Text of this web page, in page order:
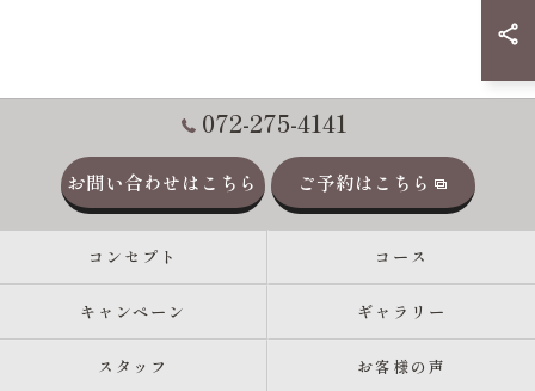
072-275-4141
お問い合わせはこちら ご予約はこちら
コンセプト コース
キャンペーン ギャラリー
スタッフ お客様の声